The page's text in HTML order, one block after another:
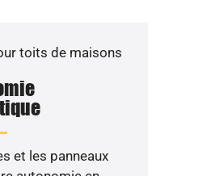
et les panneaux